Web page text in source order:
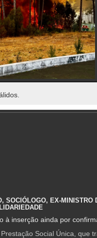
SOCIÓLOGO, EX-MINISTRO
à inserção ainda por
Social Única, que